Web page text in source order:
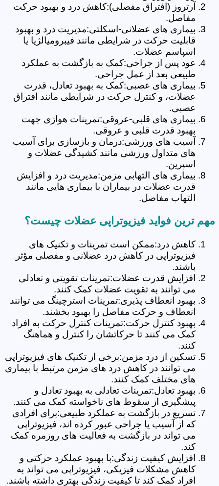
آرتروز (افتراق مفصلی):کاهش درد و بهبود حرکت
مفاصل.
بیماری های عضلانی-اسکلتی:مدیریت درد و بهبود
قابلیت حرکت در شرایطی مانند فیبرومیالژیا یا
اسپاسم عضلات.
عود پس از جراحی:کمک به بازگشت به عملکرد
طبیعی بعد از عمل جراحی.
بیماری های عصبی:کمک به بهبود تعادل، قدرت
عضلات، و کنترل حرکت در شرایطی مانند افتراق
عصبی.
بیماری های قلبی-عروقی:تمرینات هوازی جهت
بهبود قدرت قلبی و عروقی.
آسیب های ورزشی:درمان و بازسازی برای آسیب
های متداول ورزشی مانند کشیدگی عضلات و
اسپرین.
بیماری های التهابی مزمن:مدیریت درد و افزایش
قدرت عضلات در بیماران با بیماری هایی مانند
التهاب مفاصل.
مهم ترین فواید فیزیوتراپی عضلات چیست؟
کاهش درد:ممکن است تمرینات و تکنیک های
فیزیوتراپی در کاهش درد عضلانی و مفصلی مؤثر
باشند.
افزایش قدرت عضلات:تمرینات تقویتی و تعادلی
می توانند به تقویت عضلات کمک کنند.
بهبود انعطاف پذیری:تمرینات استرچینگ می توانند
انعطاف و حرکت مفاصل را بهبود بخشند.
بهبود کنترل حرکت:تمرینات کنترل حرکت به افراد
کمک می کنند تا حرکاتشان را کنترل و هماهنگ
کنند.
تسکین از درد مزمن:برخی از تکنیک های فیزیوتراپی
می توانند در کاهش درد های مزمن مرتبط با بیماری
های مختلف کمک کنند.
بهبود تعادل:تمرینات تعادلی به بهبود تعادل و
پیشگیری از سقوط های ناخواسته کمک می کنند.
تسریع در بازگشت به عملکرد طبیعی:برای افرادی
که از آسیب یا جراحی عبور کرده اند، فیزیوتراپی
می تواند در بازگشت به فعالیت های روزمره کمک
کند.
افزایش کیفیت زندگی:با بهبود عملکرد حرکتی و
کاهش مشکلات فیزیکی، فیزیوتراپی می تواند به
افراد کمک کند تا کیفیت زندگی بهتری داشته باشند.